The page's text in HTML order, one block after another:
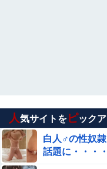
人気サイトをピック
白人♂の性奴
話題に・・・